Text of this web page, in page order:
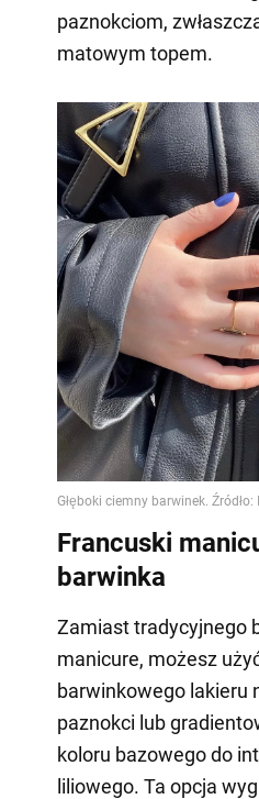
paznokciom,
matowym topem.
Francuski
barwinka
Zamiast tradycyjnego
manicure, możesz
barwinkowego lakieru
paznokci lub
koloru bazowego do
liliowego. Ta opcja